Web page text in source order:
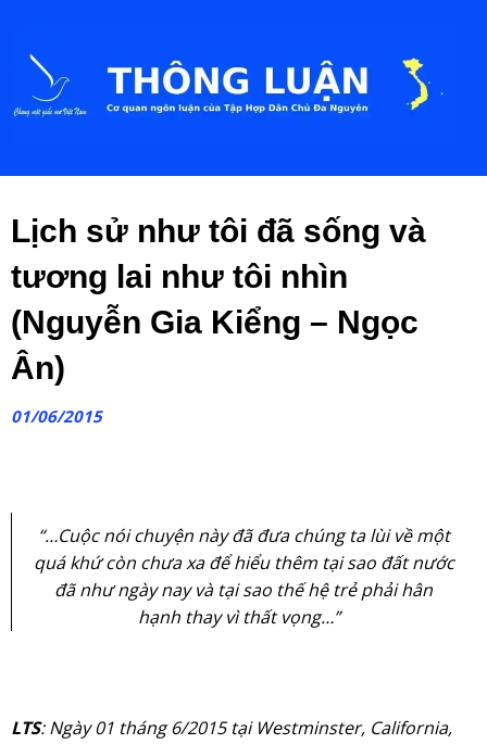
Lịch sử như tôi đã sống và
tương lai như tôi nhìn
(Nguyễn Gia Kiểng – Ngọc
Ân)
01/06/2015
“…Cuộc nói chuyện này đã đưa chúng ta lùi về một
quá khứ còn chưa xa để hiểu thêm tại sao đất nước
đã như ngày nay và tại sao thế hệ trẻ phải hân
hạnh thay vì thất vọng…”
LTS: Ngày 01 tháng 6/2015 tại Westminster, California,